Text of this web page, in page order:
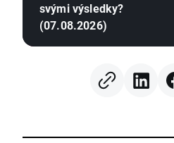
svými výsledky?
(07.08.2026)